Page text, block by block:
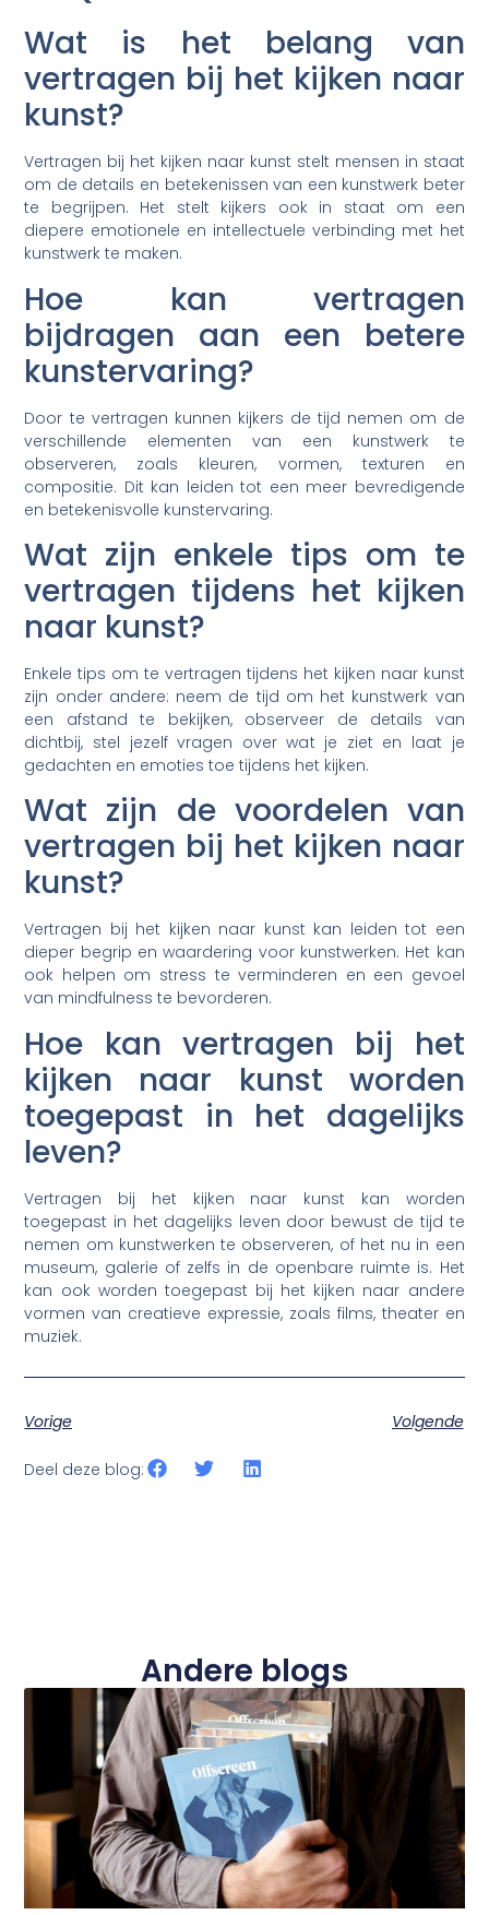
Wat is het belang van
vertragen bij het kijken naar
kunst?
Vertragen bij het kijken naar kunst stelt mensen in staat
om de details en betekenissen van een kunstwerk beter
te begrijpen. Het stelt kijkers ook in staat om een
diepere emotionele en intellectuele verbinding met het
kunstwerk te maken.
Hoe kan vertragen
bijdragen aan een betere
kunstervaring?
Door te vertragen kunnen kijkers de tijd nemen om de
verschillende elementen van een kunstwerk te
observeren, zoals kleuren, vormen, texturen en
compositie. Dit kan leiden tot een meer bevredigende
en betekenisvolle kunstervaring.
Wat zijn enkele tips om te
vertragen tijdens het kijken
naar kunst?
Enkele tips om te vertragen tijdens het kijken naar kunst
zijn onder andere: neem de tijd om het kunstwerk van
een afstand te bekijken, observeer de details van
dichtbij, stel jezelf vragen over wat je ziet en laat je
gedachten en emoties toe tijdens het kijken.
Wat zijn de voordelen van
vertragen bij het kijken naar
kunst?
Vertragen bij het kijken naar kunst kan leiden tot een
dieper begrip en waardering voor kunstwerken. Het kan
ook helpen om stress te verminderen en een gevoel
van mindfulness te bevorderen.
Hoe kan vertragen bij het
kijken naar kunst worden
toegepast in het dagelijks
leven?
Vertragen bij het kijken naar kunst kan worden
toegepast in het dagelijks leven door bewust de tijd te
nemen om kunstwerken te observeren, of het nu in een
museum, galerie of zelfs in de openbare ruimte is. Het
kan ook worden toegepast bij het kijken naar andere
vormen van creatieve expressie, zoals films, theater en
muziek.
Vorige Volgende
Deel deze blog:
Andere blogs